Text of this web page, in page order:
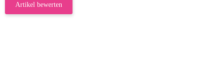
Artikel bewerten